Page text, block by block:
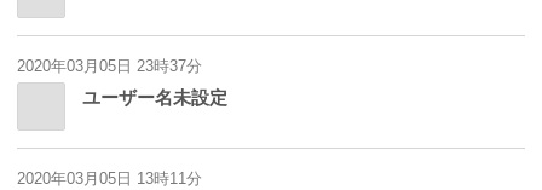
2020年03月05日 23時37分
ユーザー名未設定
2020年03月05日 13時11分